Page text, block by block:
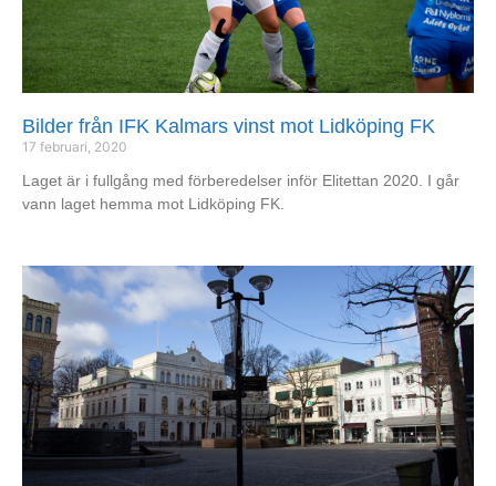
Bilder från IFK Kalmars vinst mot Lidköping FK
17 februari, 2020
Laget är i fullgång med förberedelser inför Elitettan 2020. I går
vann laget hemma mot Lidköping FK.